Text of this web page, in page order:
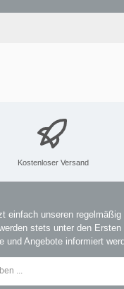
Kostenloser Versand
einfach unseren regelmäßig
stets unter den
und Angebote informiert